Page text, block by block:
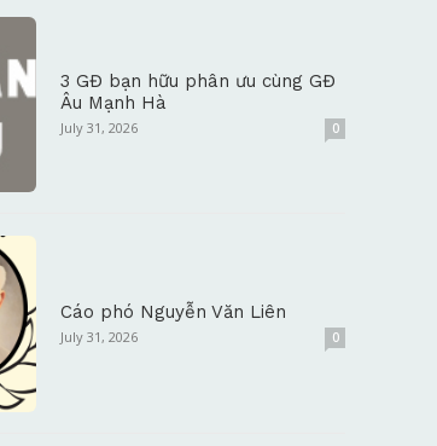
3 GĐ bạn hữu phân ưu cùng GĐ
Âu Mạnh Hà
July 31, 2026 0
Cáo phó Nguyễn Văn Liên
July 31, 2026 0